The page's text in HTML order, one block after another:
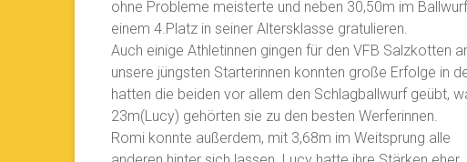
ohne Probleme meisterte und neben 30,50m im
einem 4.Platz in seiner Altersklasse gratulieren.
Auch einige Athletinnen gingen für den VFB Salzkotten
unsere jüngsten Starterinnen konnten große Erfolge in
hatten die beiden vor allem den Schlagballwurf geübt,
23m(Lucy) gehörten sie zu den besten Werferinnen.
Romi konnte außerdem, mit 3,68m im Weitsprung alle